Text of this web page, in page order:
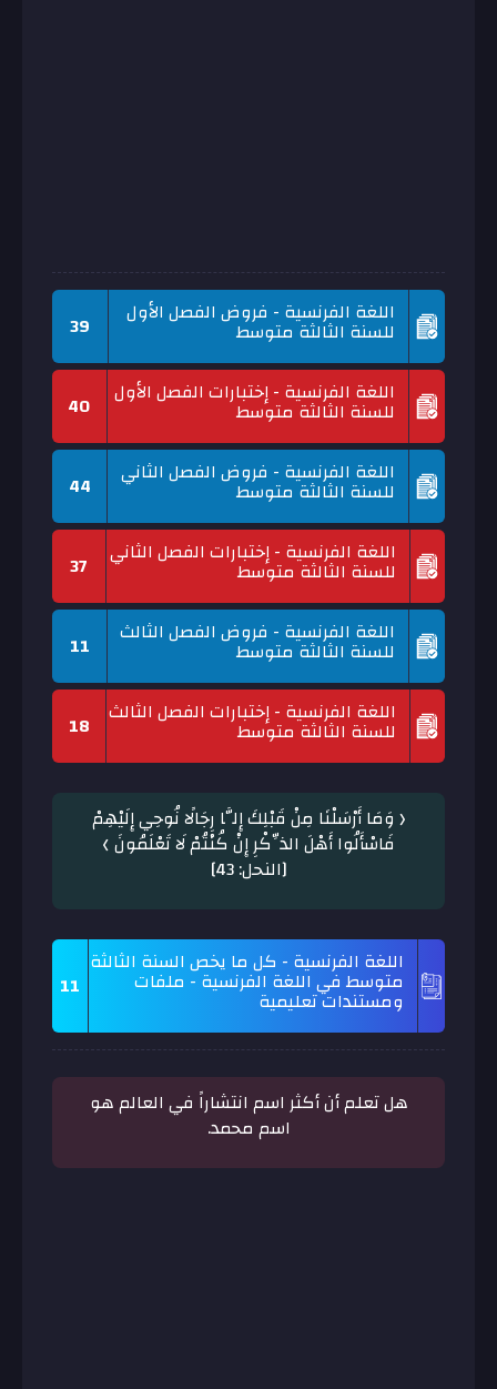
اللغة الفرنسية - فروض الفصل الأول
للسنة الثالثة متوسط 39
اللغة الفرنسية - إختبارات الفصل الأول
للسنة الثالثة متوسط 40
اللغة الفرنسية - فروض الفصل الثاني
للسنة الثالثة متوسط 44
اللغة الفرنسية - إختبارات الفصل الثاني
للسنة الثالثة متوسط 37
اللغة الفرنسية - فروض الفصل الثالث
للسنة الثالثة متوسط 11
اللغة الفرنسية - إختبارات الفصل الثالث
للسنة الثالثة متوسط 18
﴿ وَمَا أَرْسَلْنَا مِنْ قَبْلِكَ إِلَّا رِجَالًا نُوحِي إِلَيْهِمْ
فَاسْأَلُوا أَهْلَ الذِّكْرِ إِنْ كُنْتُمْ لَا تَعْلَمُونَ ﴾
[النحل: 43]
اللغة الفرنسية - كل ما يخص السنة الثالثة
متوسط في اللغة الفرنسية - ملفات
ومستندات تعليمية 11
هل تعلم أن أكثر اسم انتشاراً في العالم هو
اسم محمد.